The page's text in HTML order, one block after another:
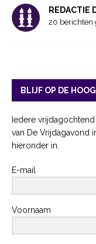
REDACTIE
20 berichten
BLIJF OP DE
Iedere
van De Vrijdagavond
hieronder in.
E-mail
Voornaam